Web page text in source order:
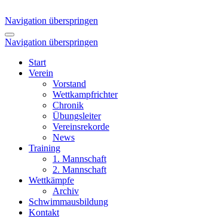
Navigation überspringen
Navigation überspringen
Start
Verein
Vorstand
Wettkampfrichter
Chronik
Übungsleiter
Vereinsrekorde
News
Training
1. Mannschaft
2. Mannschaft
Wettkämpfe
Archiv
Schwimmausbildung
Kontakt